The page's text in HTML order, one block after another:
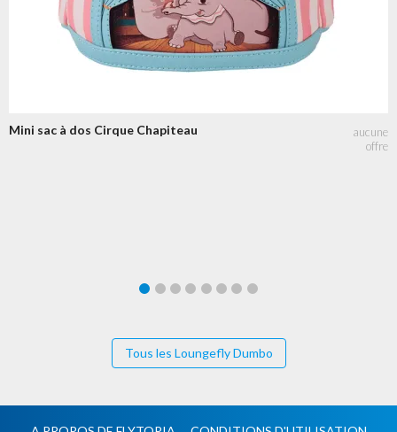
Mini sac à dos Cirque Chapiteau
Tous les Loungefly Dumbo